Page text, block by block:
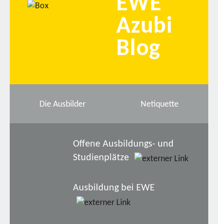
Azubi
Blog
Die Ausbilder Netiquette
Offene Ausbildungs- und
Studienplätze
Ausbildung bei EWE